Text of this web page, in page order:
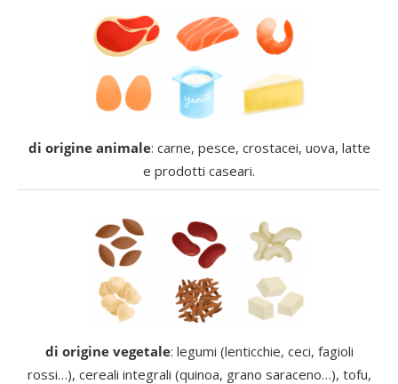
di origine animale: carne, pesce, crostacei, uova, latte
e prodotti caseari.
di origine vegetale: legumi (lenticchie, ceci, fagioli
rossi…), cereali integrali (quinoa, grano saraceno…), tofu,